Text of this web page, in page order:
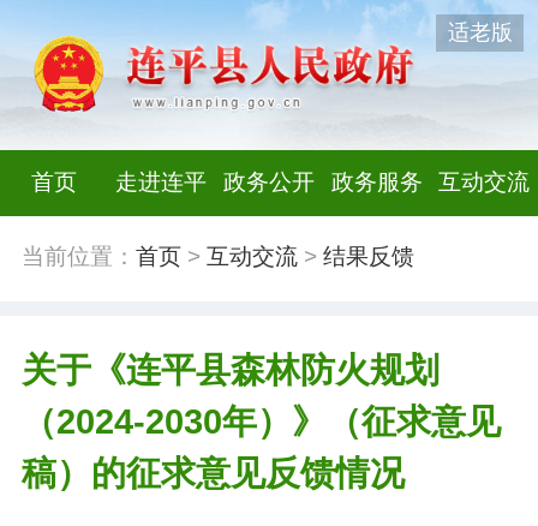
适老版
首页 走进连平 政务公开 政务服务 互动交流
当前位置： 首页> 互动交流> 结果反馈
关于《连平县森林防火规划
（2024-2030年）》（征求意见
稿）的征求意见反馈情况